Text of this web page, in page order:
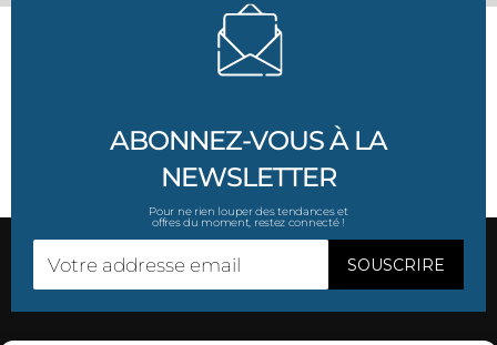
ABONNEZ-VOUS À LA
NEWSLETTER
Pour ne rien louper des tendances et
offres du moment, restez connecté !